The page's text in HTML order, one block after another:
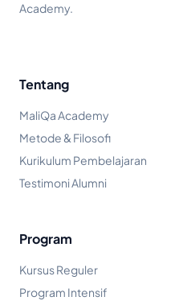
Academy.
Tentang
MaliQa Academy
Metode & Filosofi
Kurikulum Pembelajaran
Testimoni Alumni
Program
Kursus Reguler
Program Intensif